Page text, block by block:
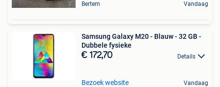
Bertem Vandaag
Samsung Galaxy M20 - Blauw - 32 GB -
Dubbele fysieke
€ 172,70 Details
Bezoek website Vandaag